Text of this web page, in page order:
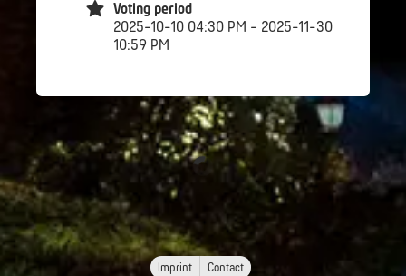
Voting period
2025-10-10 04:30 PM - 2025-11-30
10:59 PM
Imprint Contact